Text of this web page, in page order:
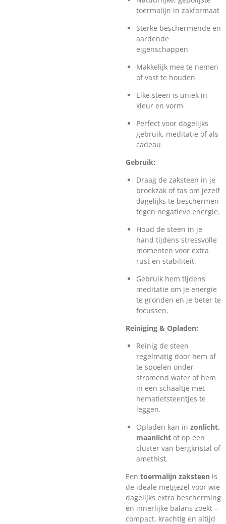
toermalijn in zakformaat
Sterke beschermende en
aardende
eigenschappen
Makkelijk mee te nemen
of vast te houden
Elke steen is uniek in
kleur en vorm
Perfect voor dagelijks
gebruik, meditatie of als
cadeau
Gebruik:
Draag de zaksteen in je
broekzak of tas om jezelf
dagelijks te beschermen
tegen negatieve energie.
Houd de steen in je
hand tijdens stressvolle
momenten voor extra
rust en stabiliteit.
Gebruik hem tijdens
meditatie om je energie
te gronden en je beter te
focussen.
Reiniging & Opladen:
Reinig de steen
regelmatig door hem af
te spoelen onder
stromend water of hem
in een schaaltje met
hematietsteentjes te
leggen.
Opladen kan in zonlicht,
maanlicht of op een
cluster van bergkristal of
amethist.
Een toermalijn zaksteen is
de ideale metgezel voor wie
dagelijks extra bescherming
en innerlijke balans zoekt –
compact, krachtig en altijd